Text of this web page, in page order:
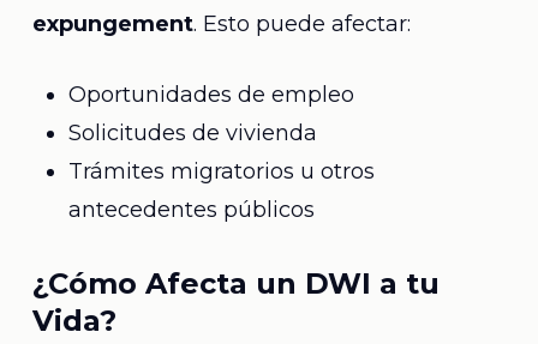
expungement. Esto puede afectar:
Oportunidades de empleo
Solicitudes de vivienda
Trámites migratorios u otros
antecedentes públicos
¿Cómo Afecta un DWI a tu
Vida?